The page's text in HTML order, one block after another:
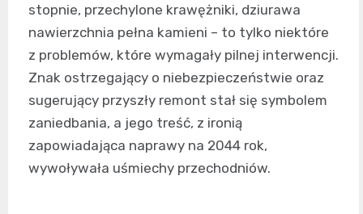
stopnie, przechylone krawężniki, dziurawa
nawierzchnia pełna kamieni – to tylko niektóre
z problemów, które wymagały pilnej interwencji.
Znak ostrzegający o niebezpieczeństwie oraz
sugerujący przyszły remont stał się symbolem
zaniedbania, a jego treść, z ironią
zapowiadająca naprawy na 2044 rok,
wywoływała uśmiechy przechodniów.